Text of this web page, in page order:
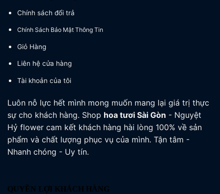
Chính sách đổi trả
Chính Sách Bảo Mật Thông Tin
Giỏ Hàng
Liên hệ cửa hàng
Tài khoản của tôi
Luôn nỗ lực hết mình mong muốn mang lại giá trị thực
sự cho khách hàng. Shop hoa tươi Sài Gòn - Nguyệt
Hỷ flower cam kết khách hàng hài lòng 100% về sản
phẩm và chất lượng phục vụ của mình. Tận tâm -
Nhanh chóng - Uy tín.
QUYỀN LỢI KHÁCH HÀNG